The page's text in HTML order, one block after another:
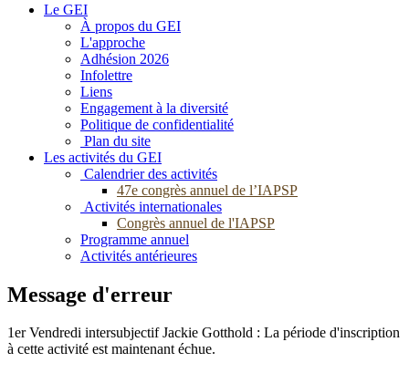
Le GEI
À propos du GEI
L'approche
Adhésion 2026
Infolettre
Liens
Engagement à la diversité
Politique de confidentialité
Plan du site
Les activités du GEI
Calendrier des activités
47e congrès annuel de l’IAPSP
Activités internationales
Congrès annuel de l'IAPSP
Programme annuel
Activités antérieures
Message d'erreur
1er Vendredi intersubjectif Jackie Gotthold : La période d'inscription
à cette activité est maintenant échue.